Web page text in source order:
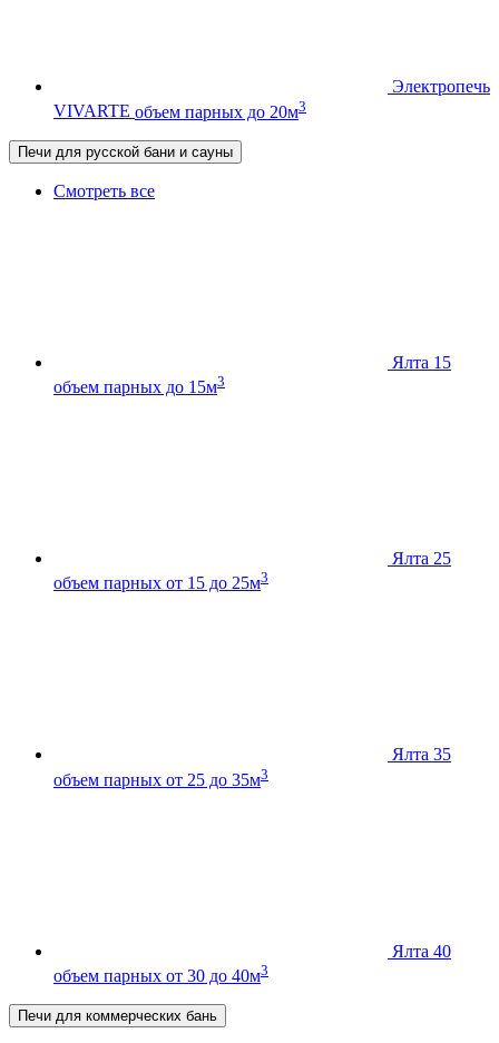
Электропечь
VIVARTE объем парных до 20м3
Печи для русской бани и сауны
Смотреть все
Ялта 15
объем парных до 15м3
Ялта 25
объем парных от 15 до 25м3
Ялта 35
объем парных от 25 до 35м3
Ялта 40
объем парных от 30 до 40м3
Печи для коммерческих бань